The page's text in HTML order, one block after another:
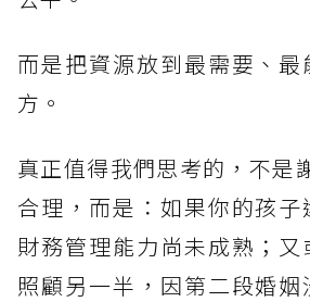
而是把資源放到最需要、
方。
真正值得我們思考的，不是
合理，而是：如果你的孩
財務管理能力尚未成熟；
照顧另一半，因第二段婚